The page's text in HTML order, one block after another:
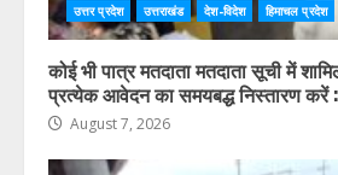
उत्तर प्रदेश उत्तराखंड देश-विदेश हिमाचल प्रदेश
कोई भी पात्र मतदाता मतदाता सूची में
प्रत्येक आवेदन का समयबद्ध निस्तारण करें
August 7, 2026